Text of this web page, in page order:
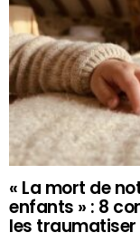
« La mort de
enfants » : 8
les traumatiser